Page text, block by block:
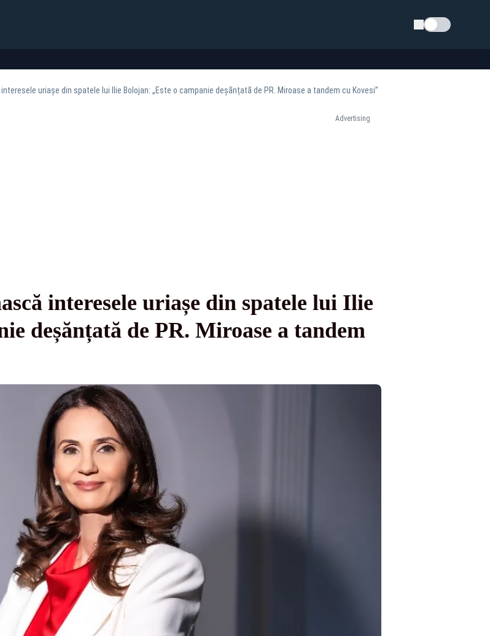
Schimba tema
uriașe din spatele lui Ilie Bolojan: „Este o campanie deșănțată de PR. Miroase a tandem cu Kovesi”
Advertising
interesele uriașe din spatele lui Ilie
deșănțată de PR. Miroase a tandem